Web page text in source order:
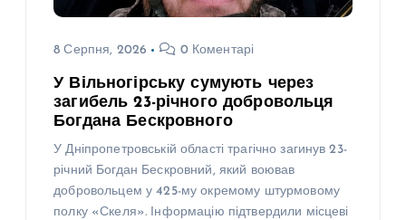
8 Серпня, 2026 0 Коментарі
У Вільногірську сумують через
загибель 23-річного добровольця
Богдана Бескровного
У Дніпропетровській області трагічно загинув 23-
річний Богдан Бескровний, який воював
добровольцем у 425-му окремому штурмовому
полку «Скеля». Інформацію підтвердили місцеві